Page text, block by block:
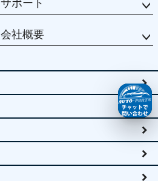
サポート
会社概要